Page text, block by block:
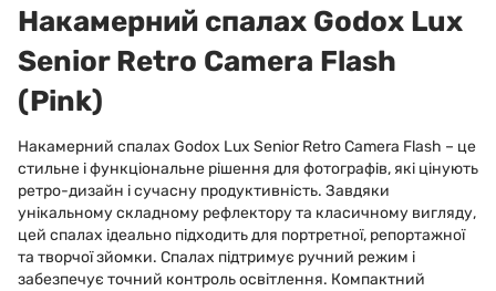
Накамерний спалах Godox Lux
Senior Retro Camera Flash
(Pink)
Накамерний спалах Godox Lux Senior Retro Camera Flash – це
стильне і функціональне рішення для фотографів, які цінують
ретро-дизайн і сучасну продуктивність. Завдяки
унікальному складному рефлектору та класичному вигляду,
цей спалах ідеально підходить для портретної, репортажної
та творчої зйомки. Спалах підтримує ручний режим і
забезпечує точний контроль освітлення. Компактний